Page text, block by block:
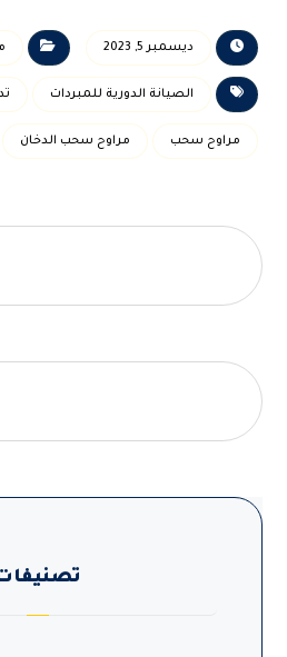
ديسمبر 5, 2023
الصيانة الدورية للمبردات
مراوح سحب مراوح سحب الدخان